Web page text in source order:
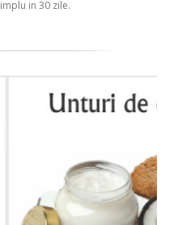
in 30 zile.